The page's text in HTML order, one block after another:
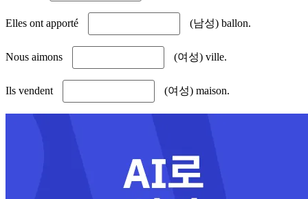
Elles ont apporté (남성) ballon.
Nous aimons (여성) ville.
Ils vendent (여성) maison.